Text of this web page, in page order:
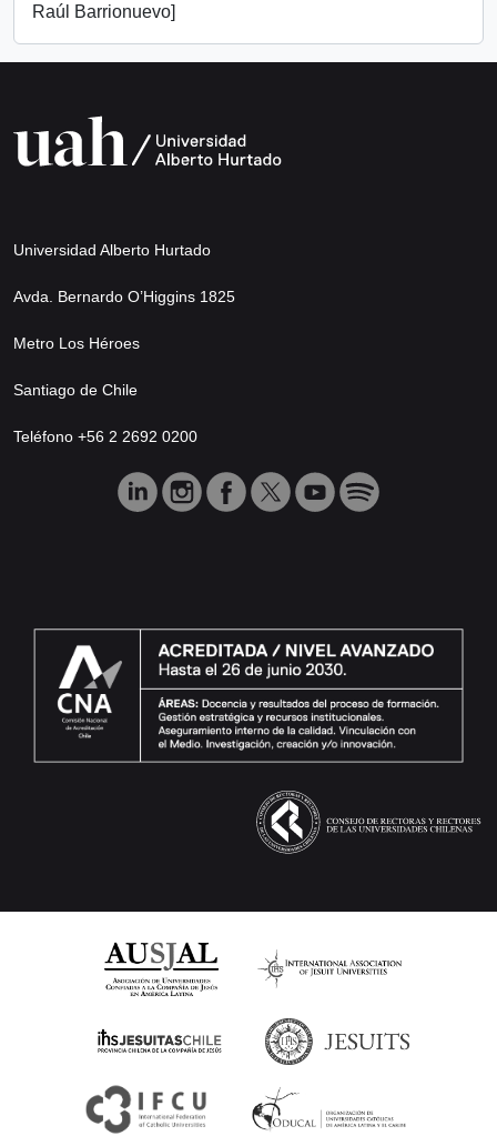
Raúl Barrionuevo]
Universidad Alberto Hurtado
Avda. Bernardo O’Higgins 1825
Metro Los Héroes
Santiago de Chile
Teléfono +56 2 2692 0200